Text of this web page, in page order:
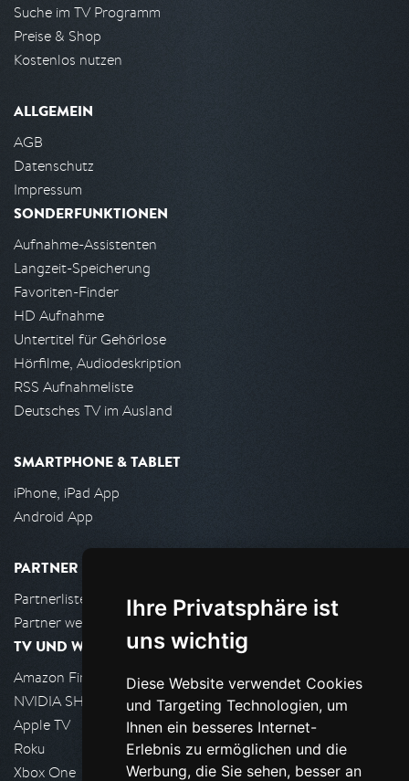
Ihre Privatsphäre ist
uns wichtig
Diese Website verwendet Cookies
und Targeting Technologien, um
Ihnen ein besseres Internet-
Erlebnis zu ermöglichen und die
Werbung, die Sie sehen, besser an
Suche im TV Programm
Preise & Shop
Kostenlos nutzen
ALLGEMEIN
AGB
Datenschutz
Impressum
SONDERFUNKTIONEN
Aufnahme-Assistenten
Langzeit-Speicherung
Favoriten-Finder
HD Aufnahme
Untertitel für Gehörlose
Hörfilme, Audiodeskription
RSS Aufnahmeliste
Deutsches TV im Ausland
SMARTPHONE & TABLET
iPhone, iPad App
Android App
PARTNER
Partnerliste
Partner werden
TV UND WOHNZIMMER
Amazon FireTV
NVIDIA SHIELD, Google TV
Apple TV
Roku
Xbox One